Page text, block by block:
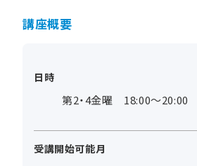
講座概要
日時
第2・4金曜 18:00～20:00
受講開始可能月